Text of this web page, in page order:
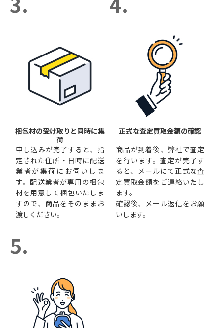
梱包材の受け取りと同時に集
荷
申し込みが完了すると、指
定された住所・日時に配送
業者が集荷にお伺いしま
す。配送業者が専用の梱包
材を用意して梱包いたしま
すので、商品をそのままお
渡しください。
正式な査定買取金額の確認
商品が到着後、弊社で査定
を行います。査定が完了す
ると、メールにて正式な査
定買取金額をご連絡いたし
ます。
確認後、メール返信をお願
いします。
5.